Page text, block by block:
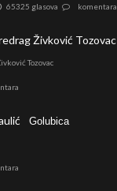
65325 glasova komentara
Tozovac
Golubica